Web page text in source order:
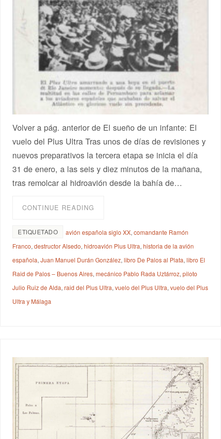
Volver a pág. anterior de El sueño de un infante: El
vuelo del Plus Ultra Tras unos de días de revisiones y
nuevos preparativos la tercera etapa se inicia el día
31 de enero, a las seis y diez minutos de la mañana,
tras remolcar al hidroavión desde la bahía de…
CONTINUE READING
ETIQUETADO avión española siglo XX,comandante Ramón
Franco,destructor Alsedo,hidroavión Plus Ultra,historia de la avión
española,Juan Manuel Durán González,libro De Palos al Plata,libro El
Raid de Palos – Buenos Aires,mecánico Pablo Rada Uztárroz,piloto
Julio Ruiz de Alda,raid del Plus Ultra,vuelo del Plus Ultra,vuelo del Plus
Ultra y Málaga